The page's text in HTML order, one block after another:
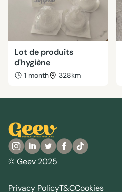
Lot de produits
d'hygiène
1 month 328km
© Geev 2025
Privacy PolicyT&CCookies